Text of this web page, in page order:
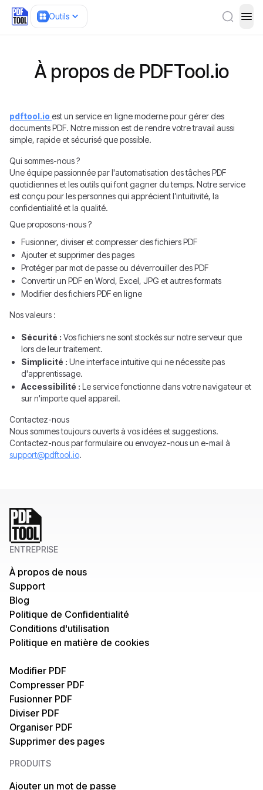
Outils
À propos de PDFTool.io
pdftool.io est un service en ligne moderne pour gérer des
documents PDF. Notre mission est de rendre votre travail aussi
simple, rapide et sécurisé que possible.
Qui sommes-nous ?
Une équipe passionnée par l'automatisation des tâches PDF
quotidiennes et les outils qui font gagner du temps. Notre service
est conçu pour les personnes qui apprécient l’intuitivité, la
confidentialité et la qualité.
Que proposons-nous ?
Fusionner, diviser et compresser des fichiers PDF
Ajouter et supprimer des pages
Protéger par mot de passe ou déverrouiller des PDF
Convertir un PDF en Word, Excel, JPG et autres formats
Modifier des fichiers PDF en ligne
Nos valeurs :
Sécurité : Vos fichiers ne sont stockés sur notre serveur que
lors de leur traitement.
Simplicité : Une interface intuitive qui ne nécessite pas
d'apprentissage.
Accessibilité : Le service fonctionne dans votre navigateur et
sur n'importe quel appareil.
Contactez-nous
Nous sommes toujours ouverts à vos idées et suggestions.
Contactez-nous par formulaire ou envoyez-nous un e-mail à
support@pdftool.io.
Modifier PDF
Compresser PDF
Fusionner PDF
Diviser PDF
Organiser PDF
Supprimer des pages
PRODUITS
Ajouter un mot de passe
ENTREPRISE
À propos de nous
Support
Blog
Politique de Confidentialité
Conditions d'utilisation
Politique en matière de cookies